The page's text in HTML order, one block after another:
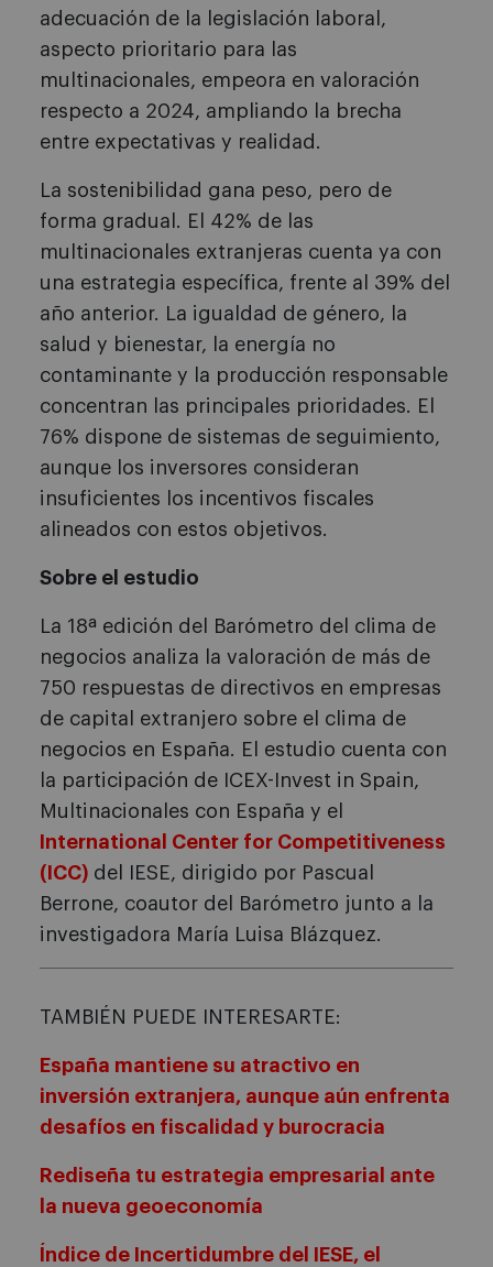
adecuación de la legislación laboral,
aspecto prioritario para las
multinacionales, empeora en valoración
respecto a 2024, ampliando la brecha
entre expectativas y realidad.
La sostenibilidad gana peso, pero de
forma gradual. El 42% de las
multinacionales extranjeras cuenta ya con
una estrategia específica, frente al 39% del
año anterior. La igualdad de género, la
salud y bienestar, la energía no
contaminante y la producción responsable
concentran las principales prioridades. El
76% dispone de sistemas de seguimiento,
aunque los inversores consideran
insuficientes los incentivos fiscales
alineados con estos objetivos.
Sobre el estudio
La 18ª edición del Barómetro del clima de
negocios analiza la valoración de más de
750 respuestas de directivos en empresas
de capital extranjero sobre el clima de
negocios en España. El estudio cuenta con
la participación de ICEX-Invest in Spain,
Multinacionales con España y el
International Center for Competitiveness
(ICC) del IESE, dirigido por Pascual
Berrone, coautor del Barómetro junto a la
investigadora María Luisa Blázquez.
TAMBIÉN PUEDE INTERESARTE:
España mantiene su atractivo en
inversión extranjera, aunque aún enfrenta
desafíos en fiscalidad y burocracia
Rediseña tu estrategia empresarial ante
la nueva geoeconomía
Índice de Incertidumbre del IESE, el